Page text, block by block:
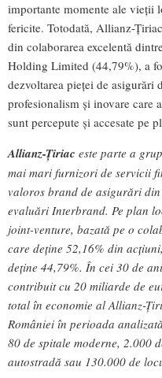
importante momente ale vieții
fericite. Totodată, Allianz-
din colaborarea excelentă
Holding Limited (44,79%), a
dezvoltarea pieței de asigurări
profesionalism și inovare care
sunt percepute și accesate pe
Allianz-Țiriac este parte a
mai mari furnizori de servicii
valoros brand de asigurări
evaluări Interbrand. Pe plan
joint-venture, bazată pe o
care deține 52,16% din
deține 44,79%. În cei 30 de
contribuit cu 20 miliarde de
total în economie al Allianz-
României în perioada
80 de spitale moderne, 2.000
autostradă sau 130.000 de